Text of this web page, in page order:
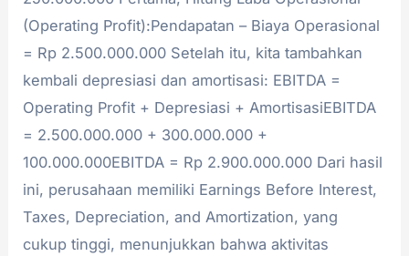
(Operating Profit):Pendapatan – Biaya Operasional
= Rp 2.500.000.000 Setelah itu, kita tambahkan
kembali depresiasi dan amortisasi: EBITDA =
Operating Profit + Depresiasi + AmortisasiEBITDA
= 2.500.000.000 + 300.000.000 +
100.000.000EBITDA = Rp 2.900.000.000 Dari hasil
ini, perusahaan memiliki Earnings Before Interest,
Taxes, Depreciation, and Amortization, yang
cukup tinggi, menunjukkan bahwa aktivitas